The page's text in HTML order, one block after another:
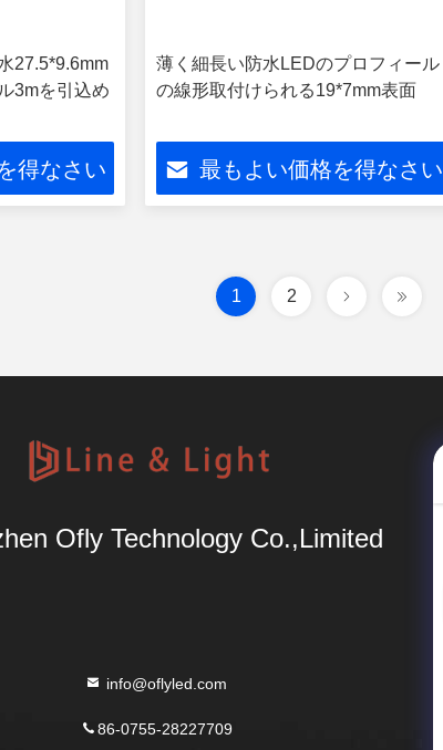
27.5*9.6mm
3mを引込め
得なさい
薄く細長い防水LEDのプロフィール
の線形取付けられる19*7mm表面
最もよい価格を得なさい
1 2
Ofly Technology Co.,Limited
info@oflyled.com
86-0755-28227709